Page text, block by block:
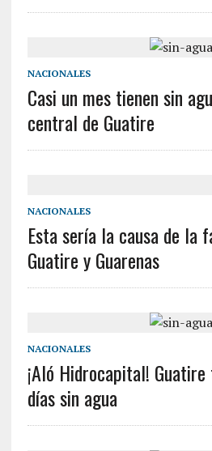
NACIONALES
Casi un mes tienen sin
central de Guatire
NACIONALES
Esta sería la causa de la
Guatire y Guarenas
NACIONALES
¡Aló Hidrocapital!
días sin agua